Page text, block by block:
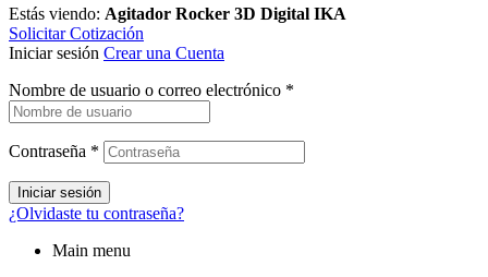
Estás viendo: Agitador Rocker 3D Digital IKA
Solicitar Cotización
Iniciar sesión Crear una Cuenta
Nombre de usuario o correo electrónico *
Contraseña *
Iniciar sesión
¿Olvidaste tu contraseña?
Main menu